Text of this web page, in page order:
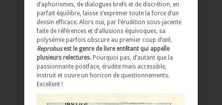
d’aphorismes, de dialogues brefs et de discrétion, en
parfait équilibre, laisse s’exprimer toute la force d’un
dessin efficace. Alors oui, par l’érudition sous-jacente
faite de références et d’allusions équivoques, sa
polysémie parfois obscure au premier coup d’œil,
Reprobusest le genre de livre entêtant qui appelle
plusieurs relectures. Pourquoi pas, d’autant que la
passionnante postface, érudite mais accessible,
instruit et ouvre un horizon de questionnements.
Excellent !